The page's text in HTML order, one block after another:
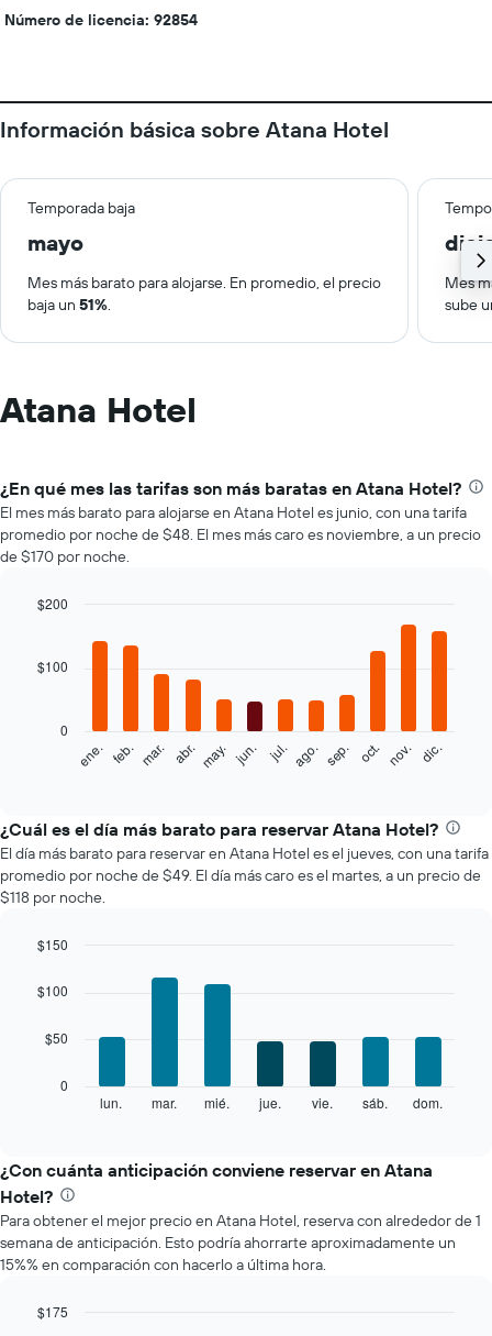
Número de licencia: 92854
Información básica sobre Atana Hotel
Temporada baja
mayo
Mes más barato para alojarse. En promedio, el precio
baja un 51%.
Mes
sube
Atana Hotel
¿En qué mes las tarifas son más baratas en Atana Hotel?
El mes más barato para alojarse en Atana Hotel es junio, con una tarifa
promedio por noche de $48. El mes más caro es noviembre, a un precio
de $170 por noche.
with
siguiente
el
precio
promedio
de
una
por
El
muestra
meses.
El
gráfico
muestra
1
que
ene. feb. mar. abr. may. jun. jul. ago. sep. oct. nov. dic.
0
$100
$200
¿Cuál es el día más barato para reservar Atana Hotel?
El día más barato para reservar en Atana Hotel es el jueves, con una tarifa
promedio por noche de $49. El día más caro es el martes, a un precio de
$118 por noche.
chart
with
bars.
el
precio
promedio
de
una
habitación
cada
graphic.
lun. mar. mié. jue. vie. sáb. dom.
0
$50
$100
$150
¿Con cuánta anticipación conviene reservar en Atana
Hotel?
Para obtener el mejor precio en Atana Hotel, reserva con alrededor de 1
semana de anticipación. Esto podría ahorrarte aproximadamente un
15%% en comparación con hacerlo a última hora.
$175